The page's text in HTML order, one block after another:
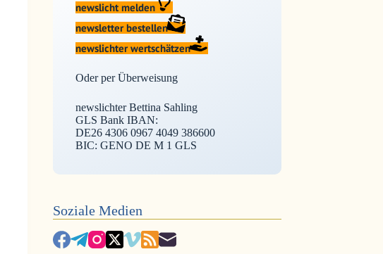
newslicht melden
newsletter bestellen
newslichter wertschätzen
Oder per Überweisung
newslichter Bettina Sahling
GLS Bank IBAN:
DE26 4306 0967 4049 386600
BIC: GENO DE M 1 GLS
Soziale Medien